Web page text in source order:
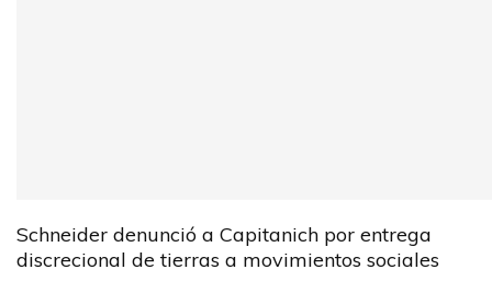
Schneider denunció a Capitanich por entrega
discrecional de tierras a movimientos sociales